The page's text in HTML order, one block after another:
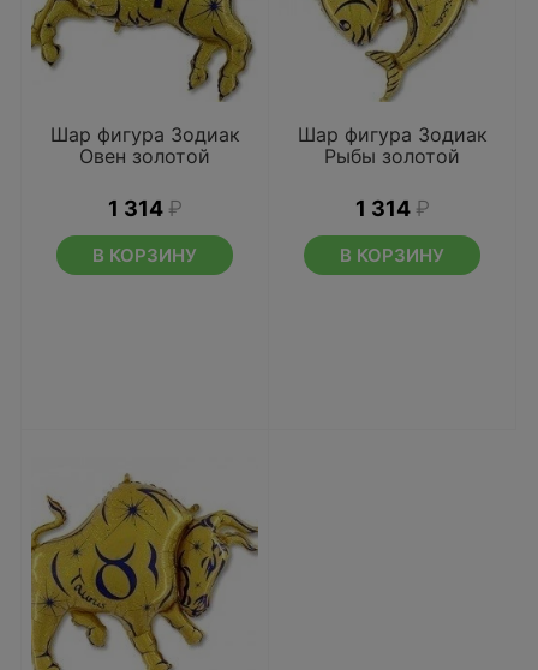
Шар фигура Зодиак
Овен золотой
1 314 ₽
В КОРЗИНУ
Шар фигура Зодиак
Рыбы золотой
1 314 ₽
В КОРЗИНУ